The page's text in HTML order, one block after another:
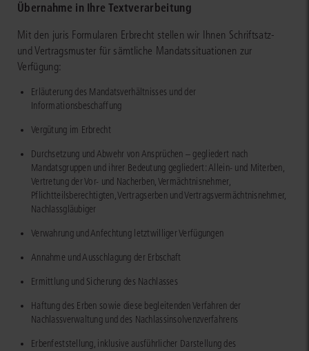
Übernahme in Ihre Textverarbeitung
Mit den juris Formularen Erbrecht stellen wir Ihnen Schriftsatz-
und Vertragsmuster für sämtliche Mandatssituationen zur
Verfügung:
Erläuterung des Mandatsverhältnisses und der
Informationsbeschaffung
Vergütung im Erbrecht
Durchsetzung und Abwehr von Ansprüchen – gegliedert nach
Mandatsgruppen und ihrer Bedeutung gegliedert: Allein- und Miterben,
Vertretung der Vor- und Nacherben, Vermächtnisnehmer,
Pflichtteilsberechtigten, Vertragserben und Vertragsvermächtnisnehmer,
Nachlassgläubiger
Verwahrung und Anfechtung letztwilliger Verfügungen
Annahme und Ausschlagung der Erbschaft
Ermittlung und Sicherung des Nachlasses
Haftung des Erben sowie diese begleitenden Verfahren der
Nachlassverwaltung und des Nachlassinsolvenzverfahrens
Erbenfeststellung, inklusive ausführlicher Darstellung des